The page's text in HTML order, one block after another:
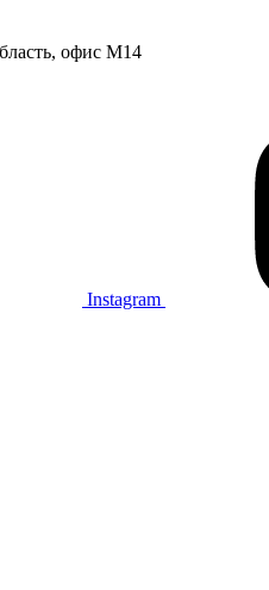
офис М14
Instagram